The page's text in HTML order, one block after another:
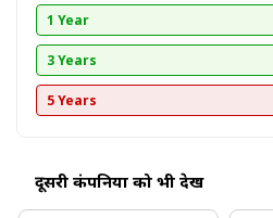
1 Year
3 Years
5 Years
दूसरी कंपनियों को भी देखें